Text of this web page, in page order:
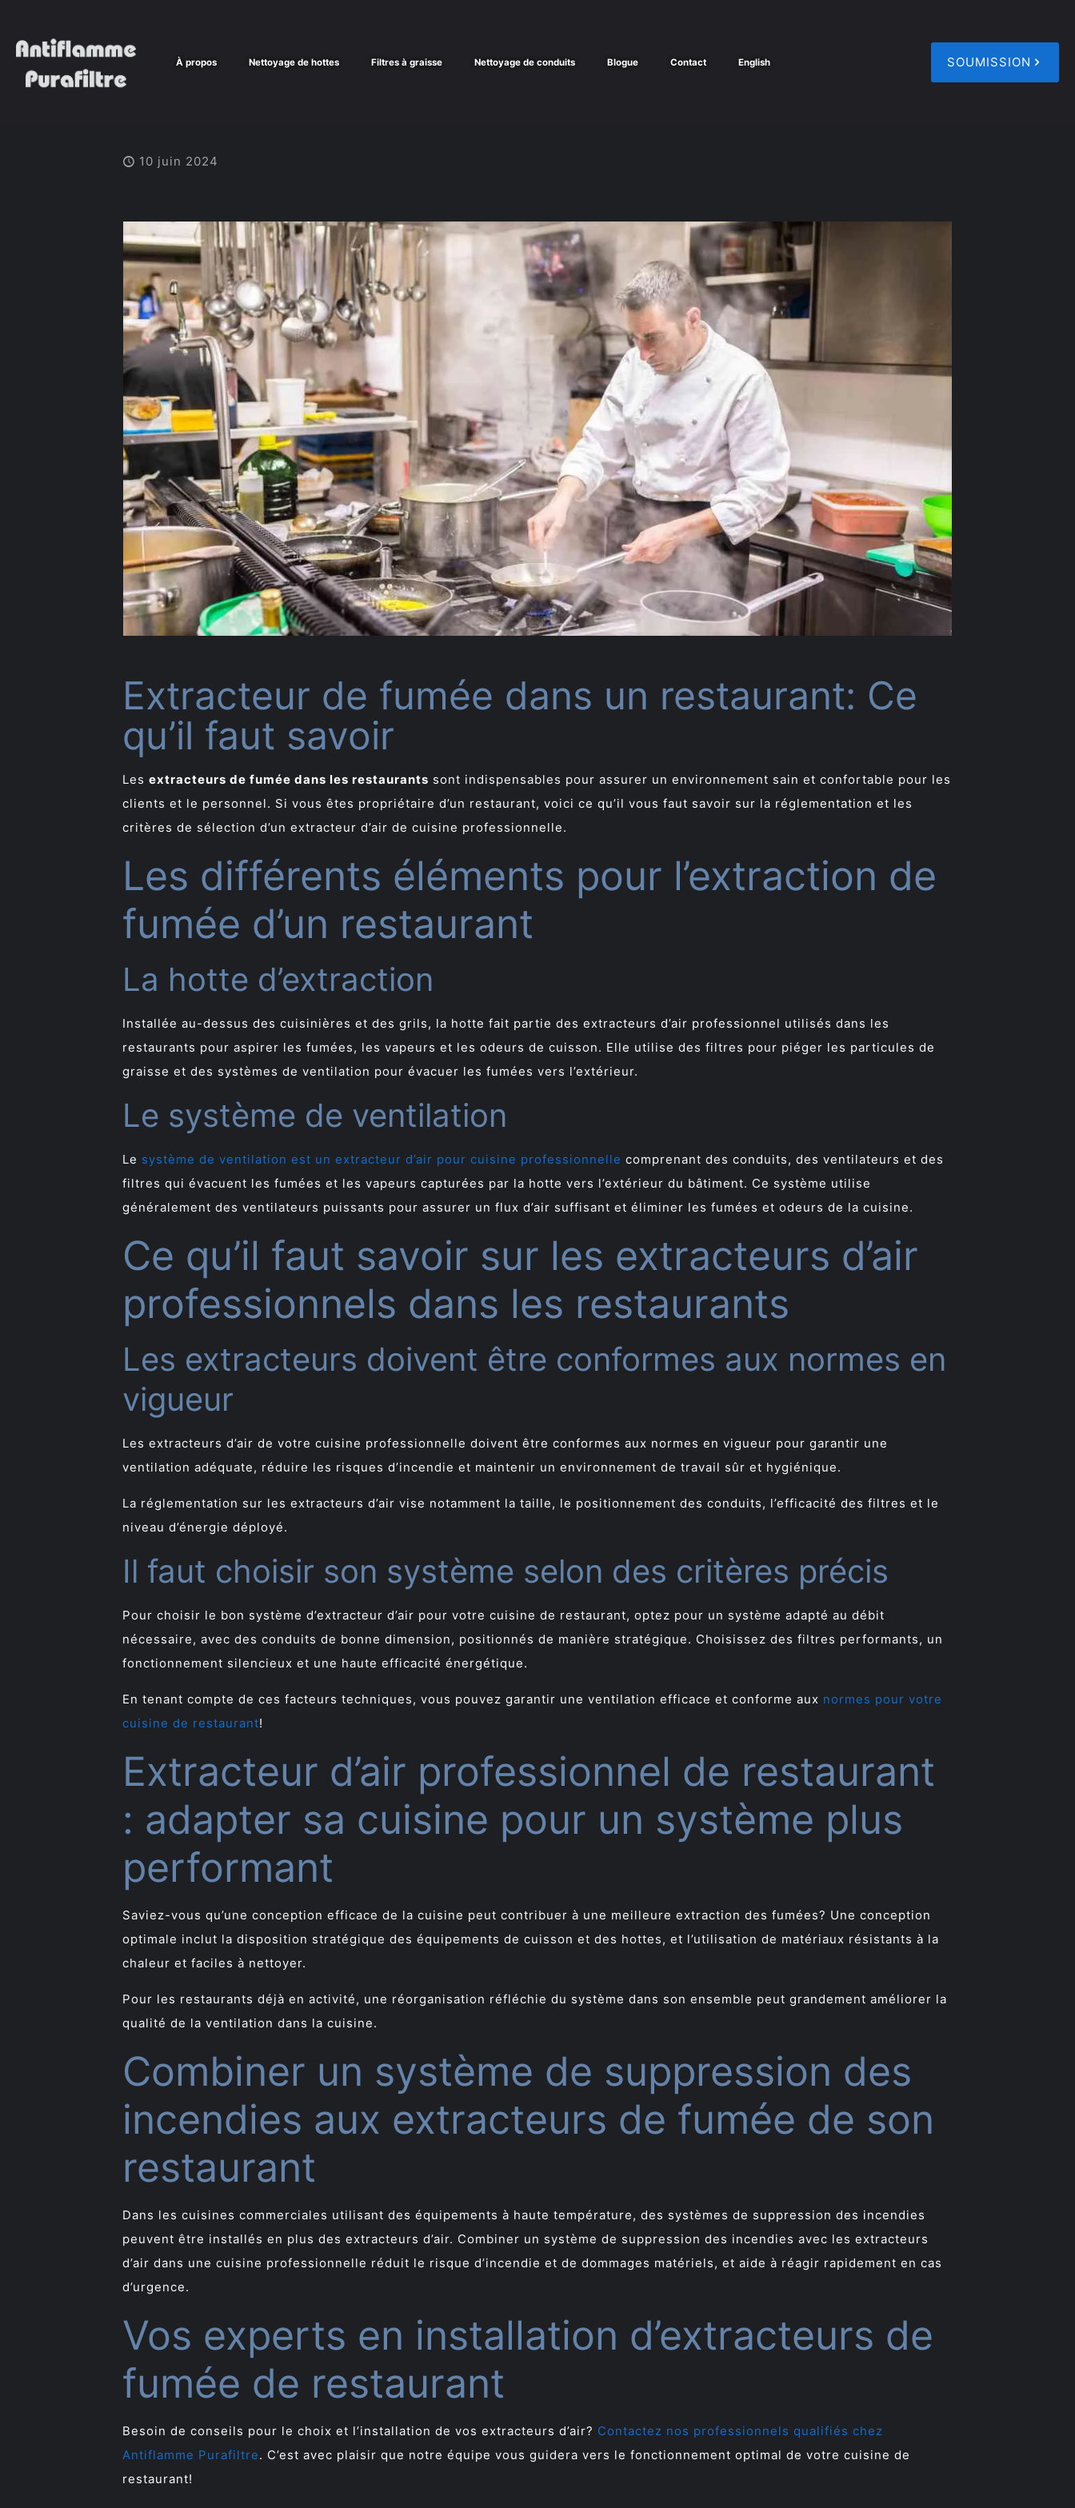
À propos Nettoyage de hottes Filtres à graisse Nettoyage de conduits Blogue Contact English SOUMISSION
10 juin 2024
Extracteur de fumée dans un restaurant: Ce
qu’il faut savoir
Les extracteurs de fumée dans les restaurants sont indispensables pour assurer un environnement sain et confortable pour les
clients et le personnel. Si vous êtes propriétaire d’un restaurant, voici ce qu’il vous faut savoir sur la réglementation et les
critères de sélection d’un extracteur d’air de cuisine professionnelle.
Les différents éléments pour l’extraction de
fumée d’un restaurant
La hotte d’extraction
Installée au-dessus des cuisinières et des grils, la hotte fait partie des extracteurs d’air professionnel utilisés dans les
restaurants pour aspirer les fumées, les vapeurs et les odeurs de cuisson. Elle utilise des filtres pour piéger les particules de
graisse et des systèmes de ventilation pour évacuer les fumées vers l’extérieur.
Le système de ventilation
Le système de ventilation est un extracteur d’air pour cuisine professionnelle comprenant des conduits, des ventilateurs et des
filtres qui évacuent les fumées et les vapeurs capturées par la hotte vers l’extérieur du bâtiment. Ce système utilise
généralement des ventilateurs puissants pour assurer un flux d’air suffisant et éliminer les fumées et odeurs de la cuisine.
Ce qu’il faut savoir sur les extracteurs d’air
professionnels dans les restaurants
Les extracteurs doivent être conformes aux normes en
vigueur
Les extracteurs d’air de votre cuisine professionnelle doivent être conformes aux normes en vigueur pour garantir une
ventilation adéquate, réduire les risques d’incendie et maintenir un environnement de travail sûr et hygiénique.
La réglementation sur les extracteurs d’air vise notamment la taille, le positionnement des conduits, l’efficacité des filtres et le
niveau d’énergie déployé.
Il faut choisir son système selon des critères précis
Pour choisir le bon système d’extracteur d’air pour votre cuisine de restaurant, optez pour un système adapté au débit
nécessaire, avec des conduits de bonne dimension, positionnés de manière stratégique. Choisissez des filtres performants, un
fonctionnement silencieux et une haute efficacité énergétique.
En tenant compte de ces facteurs techniques, vous pouvez garantir une ventilation efficace et conforme aux normes pour votre
cuisine de restaurant!
Extracteur d’air professionnel de restaurant
: adapter sa cuisine pour un système plus
performant
Saviez-vous qu’une conception efficace de la cuisine peut contribuer à une meilleure extraction des fumées? Une conception
optimale inclut la disposition stratégique des équipements de cuisson et des hottes, et l’utilisation de matériaux résistants à la
chaleur et faciles à nettoyer.
Pour les restaurants déjà en activité, une réorganisation réfléchie du système dans son ensemble peut grandement améliorer la
qualité de la ventilation dans la cuisine.
Combiner un système de suppression des
incendies aux extracteurs de fumée de son
restaurant
Dans les cuisines commerciales utilisant des équipements à haute température, des systèmes de suppression des incendies
peuvent être installés en plus des extracteurs d’air. Combiner un système de suppression des incendies avec les extracteurs
d’air dans une cuisine professionnelle réduit le risque d’incendie et de dommages matériels, et aide à réagir rapidement en cas
d’urgence.
Vos experts en installation d’extracteurs de
fumée de restaurant
Besoin de conseils pour le choix et l’installation de vos extracteurs d’air? Contactez nos professionnels qualifiés chez
Antiflamme Purafiltre. C’est avec plaisir que notre équipe vous guidera vers le fonctionnement optimal de votre cuisine de
restaurant!